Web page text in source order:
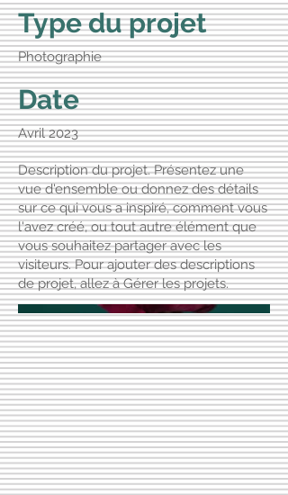
Type du projet
Photographie
Date
Avril 2023
Description du projet. Présentez une
vue d'ensemble ou donnez des détails
sur ce qui vous a inspiré, comment vous
l'avez créé, ou tout autre élément que
vous souhaitez partager avec les
visiteurs. Pour ajouter des descriptions
de projet, allez à Gérer les projets.